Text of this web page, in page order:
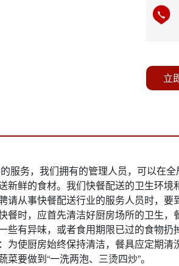
立
服务，我们拥有的管理人员，可以在
新鲜的食材。我们快餐配送的卫生环境
请从事快餐配送行业的服务人员时，
餐时，应首先清洁好厨房场所的卫生
些有异味，或者食用期限已过的食物
为使厨房始终保持清洁，餐具应定期
要做到“一洗两泡、三烫四炒”。